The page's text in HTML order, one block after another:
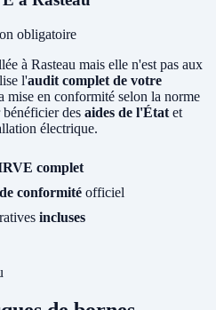
obligatoire
à Rasteau mais elle n'est pas aux
l'audit complet de votre
mise en conformité selon la norme
des aides de l'État et
électrique.
complet
conformité officiel
incluses